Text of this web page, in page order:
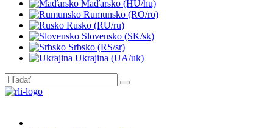
Maďarsko (HU/hu)
Rumunsko (RO/ro)
Rusko (RU/ru)
Slovensko (SK/sk)
Srbsko (RS/sr)
Ukrajina (UA/uk)